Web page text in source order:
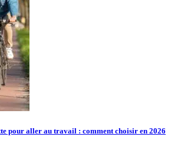
pour aller au travail : comment choisir en 2026